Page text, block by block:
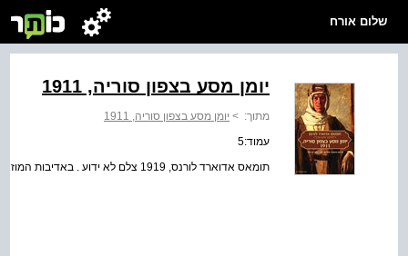
שלום אורח
יומן מסע בצפון סוריה, 1911
מתוך: > יומן מסע בצפון סוריה, 1911
עמוד:5
תומאס אדוארד לורנס, 1919 צלם לא ידוע . באדיבות המוזאון הצבאי הלאומי הבריטי